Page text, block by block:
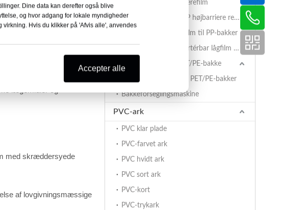
med stive
lægemidler og
med skræddersyede
af lovgivningsmæssige
EVOH/PP højbarrierefilm
AlOx PET/PA/RCPP højbarriere retortfilm til PP-bakker
Belagt BOPET-lågfilm til PP-bakker
PET/PA/RCPP retortérbar lågfilm til PP-bakker
Forseglingsfilm til PET/PE-bakke
PET/PE-dækfilm til PET/PE-bakker
Bakkeforseglingsmaskine
PVC-ark
PVC klar plade
PVC-farvet ark
PVC hvidt ark
PVC sort ark
PVC-kort
PVC-trykark
Dine data kan derefter også blive
og hvor adgang for lokale myndigheder
Hvis du klikker på 'Afvis alle', anvendes
Accepter alle